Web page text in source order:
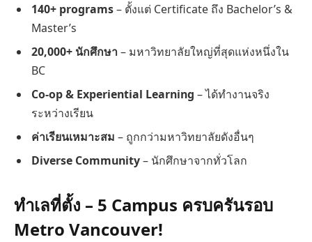
140+ programs– ตั้งแต่ Certificate ถึง Bachelor’s &
Master’s
20,000+ นักศึกษา – มหาวิทยาลัยใหญ่ที่สุดแห่งหนึ่งใน
BC
Co-op & Experiential Learning – ได้ทำงานจริง
ระหว่างเรียน
ค่าเรียนเหมาะสม – ถูกกว่ามหาวิทยาลัยดังอื่นๆ
Diverse Community– นักศึกษาจากทั่วโลก
ทำเลที่ตั้ง – 5 Campus ครบครันรอบ
Metro Vancouver!